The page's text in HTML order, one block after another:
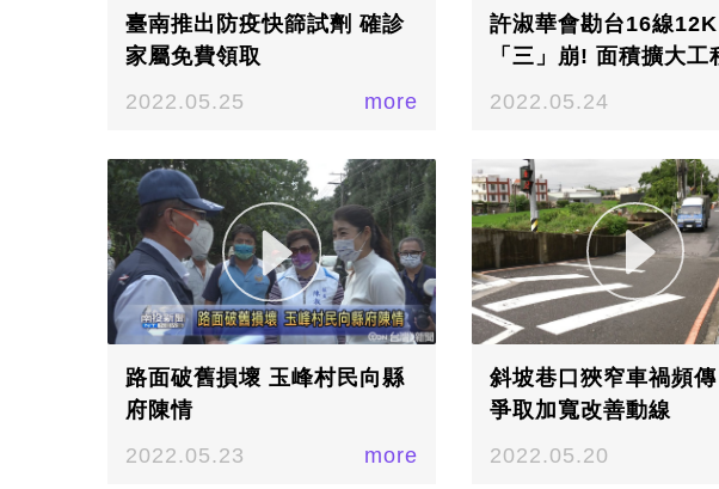
會，都會安排縣市長參選人，提
人民需求的決心，透過中央地方
臺南推出防疫快篩試劑 確診
家屬免費領取
2022.05.25
more
許淑華會勘台16線12K
「三」崩! 面積擴大工
2022.05.24
路面破舊損壞 玉峰村民向縣
府陳情
2022.05.23
more
斜坡巷口狹窄車禍頻
爭取加寬改善動線
2022.05.20